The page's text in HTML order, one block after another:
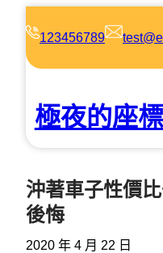
123456789
極夜的座標
沖著車子性價
後悔
2020 年 4 月 22 日